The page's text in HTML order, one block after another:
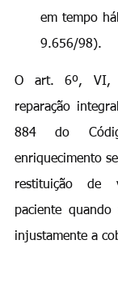
em tempo
9.656/98).
O art. 6º, VI,
reparação
884 do
enriquecimento
restituição de
paciente
injustamente a